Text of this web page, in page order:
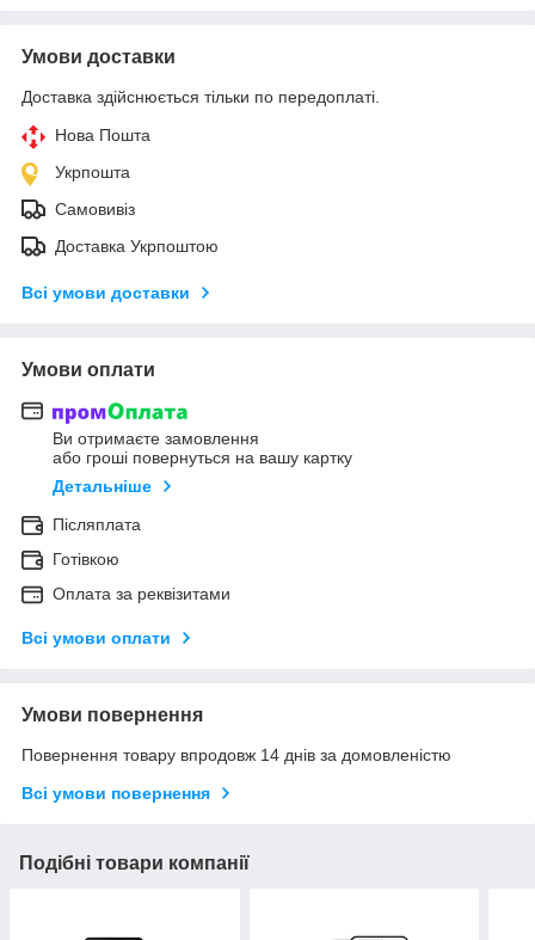
Умови доставки
Доставка здійснюється тільки по передоплаті.
Нова Пошта
Укрпошта
Самовивіз
Доставка Укрпоштою
Всі умови доставки
Умови оплати
Ви отримаєте замовлення
або гроші повернуться на вашу картку
Детальніше
Післяплата
Готівкою
Оплата за реквізитами
Всі умови оплати
Умови повернення
Повернення товару впродовж 14 днів за домовленістю
Всі умови повернення
Подібні товари компанії